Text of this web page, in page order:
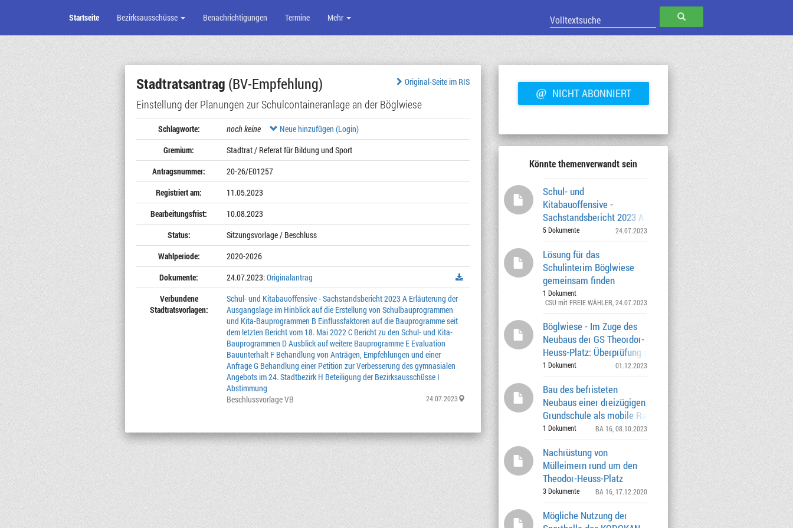
Zum
Seiteninhalt
SUCHEN
Startseite Bezirksausschüsse Benachrichtigungen Termine Mehr
Original-Seite im RIS
Stadtratsantrag (BV-Empfehlung)
Einstellung der Planungen zur Schulcontaineranlage an der Böglwiese
Schlagworte: noch keine
Neue hinzufügen (Login)
Gremium:
Stadtrat / Referat für Bildung und Sport
Antragsnummer:
20-26/E01257
Registriert am:
11.05.2023
Bearbeitungsfrist:
10.08.2023
Status:
Sitzungsvorlage / Beschluss
Wahlperiode:
2020-2026
Dokumente:
24.07.2023:Originalantrag
Verbundene
Stadtratsvorlagen:
Schul- und Kitabauoffensive - Sachstandsbericht 2023 A Erläuterung der
Ausgangslage im Hinblick auf die Erstellung von Schulbauprogrammen
und Kita-Bauprogrammen B Einflussfaktoren auf die Bauprogramme seit
dem letzten Bericht vom 18. Mai 2022 C Bericht zu den Schul- und Kita-
Bauprogrammen D Ausblick auf weitere Bauprogramme E Evaluation
Bauunterhalt F Behandlung von Anträgen, Empfehlungen und einer
Anfrage G Behandlung einer Petition zur Verbesserung des gymnasialen
Angebots im 24. Stadtbezirk H Beteiligung der Bezirksausschüsse I
Abstimmung
Beschlussvorlage VB
24.07.2023
@ NICHT ABONNIERT
Könnte themenverwandt sein
Schul- und
Kitabauoffensive -
Sachstandsbericht 2023 A Erläuterung der
Ausgangslage im Hinblick
5 Dokumente 24.07.2023
Lösung für das
Schulinterim Böglwiese
gemeinsam finden
1 Dokument
CSU mit FREIE WÄHLER , 24.07.2023
Böglwiese - Im Zuge des
Neubaus der GS Theordor-
Heuss-Platz: Überprüfung aller möglichen
Interims
1 Dokument 01.12.2023
Bau des befristeten
Neubaus einer dreizügigen
Grundschule als mobile Raumeinheit auf
der Wiese be
1 Dokument BA 16, 08.10.2023
Nachrüstung von
Mülleimern rund um den
Theodor-Heuss-Platz
3 Dokumente BA 16, 17.12.2020
Mögliche Nutzung der